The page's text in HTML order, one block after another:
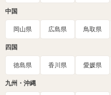
中国
岡山県 広島県 鳥取県
四国
徳島県 香川県 愛媛県
九州・沖縄